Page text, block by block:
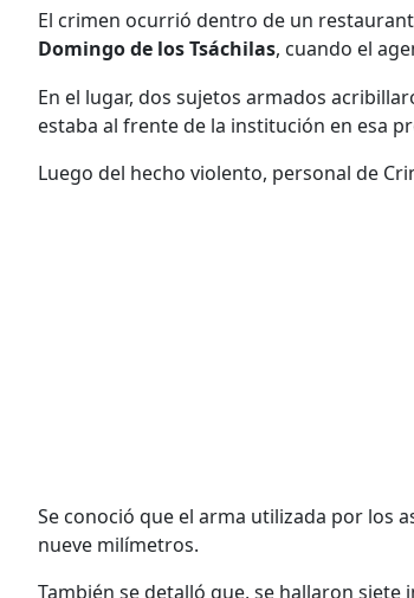
El crimen ocurrió dentro de un
Domingo de los Tsáchilas, cuando el
En el lugar, dos sujetos armados
estaba al frente de la institución en esa
Luego del hecho violento, personal de
Se conoció que el arma utilizada por los
nueve milímetros.
También se detalló que, se hallaron